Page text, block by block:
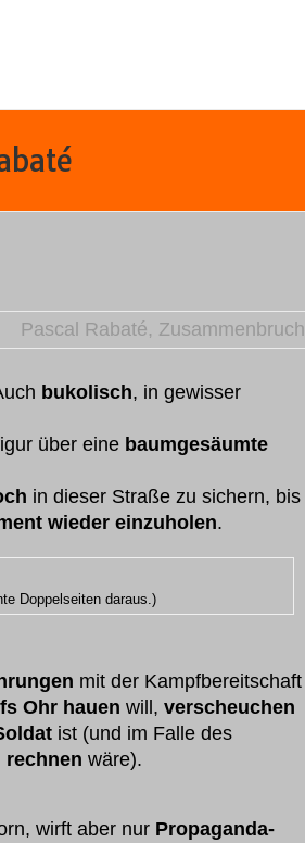
Pascal Rabaté, Zusammenbruch
bukolisch, in gewisser
über eine baumgesäumte
in dieser Straße zu sichern, bis
wieder einzuholen.
Doppelseiten daraus.)
mit der Kampfbereitschaft
Ohr hauen will, verscheuchen
ist (und im Falle des
rechnen wäre).
wirft aber nur Propaganda-